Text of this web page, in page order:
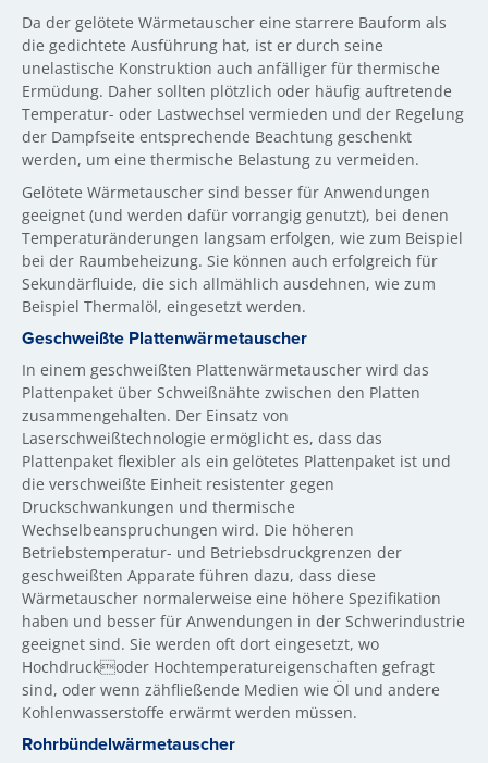
Da der gelötete Wärmetauscher eine starrere Bauform als
die gedichtete Ausführung hat, ist er durch seine
unelastische Konstruktion auch anfälliger für thermische
Ermüdung. Daher sollten plötzlich oder häufig auftretende
Temperatur- oder Lastwechsel vermieden und der Regelung
der Dampfseite entsprechende Beachtung geschenkt
werden, um eine thermische Belastung zu vermeiden.
Gelötete Wärmetauscher sind besser für Anwendungen
geeignet (und werden dafür vorrangig genutzt), bei denen
Temperaturänderungen langsam erfolgen, wie zum Beispiel
bei der Raumbeheizung. Sie können auch erfolgreich für
Sekundärfluide, die sich allmählich ausdehnen, wie zum
Beispiel Thermalöl, eingesetzt werden.
Geschweißte Plattenwärmetauscher
In einem geschweißten Plattenwärmetauscher wird das
Plattenpaket über Schweißnähte zwischen den Platten
zusammengehalten. Der Einsatz von
Laserschweißtechnologie ermöglicht es, dass das
Plattenpaket flexibler als ein gelötetes Plattenpaket ist und
die verschweißte Einheit resistenter gegen
Druckschwankungen und thermische
Wechselbeanspruchungen wird. Die höheren
Betriebstemperatur- und Betriebsdruckgrenzen der
geschweißten Apparate führen dazu, dass diese
Wärmetauscher normalerweise eine höhere Spezifikation
haben und besser für Anwendungen in der Schwerindustrie
geeignet sind. Sie werden oft dort eingesetzt, wo
Hochdruckoder Hochtemperatureigenschaften gefragt
sind, oder wenn zähfließende Medien wie Öl und andere
Kohlenwasserstoffe erwärmt werden müssen.
Rohrbündelwärmetauscher